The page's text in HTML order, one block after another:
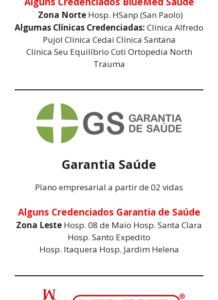
Zona NorteHosp. HSanp (San Paolo)
Algumas Clínicas Credenciadas: Clínica Alfredo
Pujol Clínica Cedai Clínica Santana
Clínica Seu Equilíbrio Coti Ortopedia North
Trauma
Garantia Saúde
Plano empresarial a partir de 02 vidas
Alguns Credenciados Garantia de Saúde
Zona Leste Hosp. 08 de Maio Hosp. Santa Clara
Hosp. Santo Expedito
Hosp. Itaquera Hosp. Jardim Helena